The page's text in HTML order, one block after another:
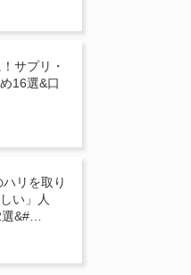
サプリ・
16選&口
リを取り
い」人
&#…